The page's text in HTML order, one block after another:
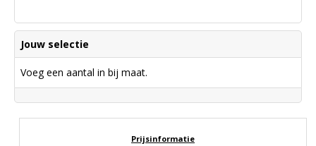
Jouw selectie
Voeg een aantal in bij maat.
Prijsinformatie